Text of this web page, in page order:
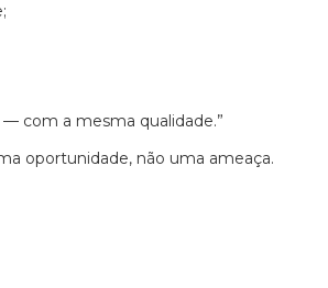
com a mesma qualidade.”
oportunidade, não uma ameaça.